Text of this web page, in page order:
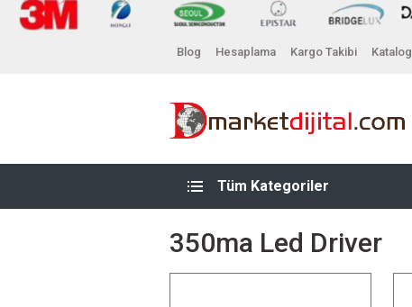
Blog Hesaplama Kargo Takibi Katalog
Tüm Kategoriler
350ma Led Driver